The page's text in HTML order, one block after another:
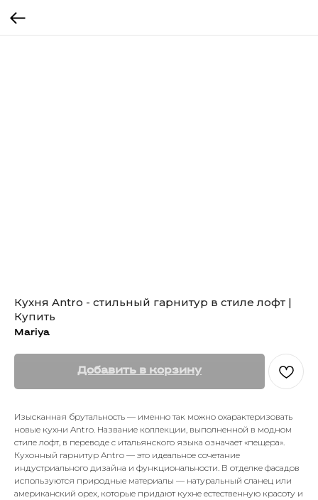
Кухня Antro - стильный гарнитур в стиле лофт |
Купить
Mariya
Добавить в корзину
Изысканная брутальность — именно так можно охарактеризовать
новые кухни Antro. Название коллекции, выполненной в модном
стиле лофт, в переводе с итальянского языка означает «пещера».
Кухонный гарнитур Antro — это идеальное сочетание
индустриального дизайна и функциональности. В отделке фасадов
используются природные материалы — натуральный сланец или
американский орех, которые придают кухне естественную красоту и